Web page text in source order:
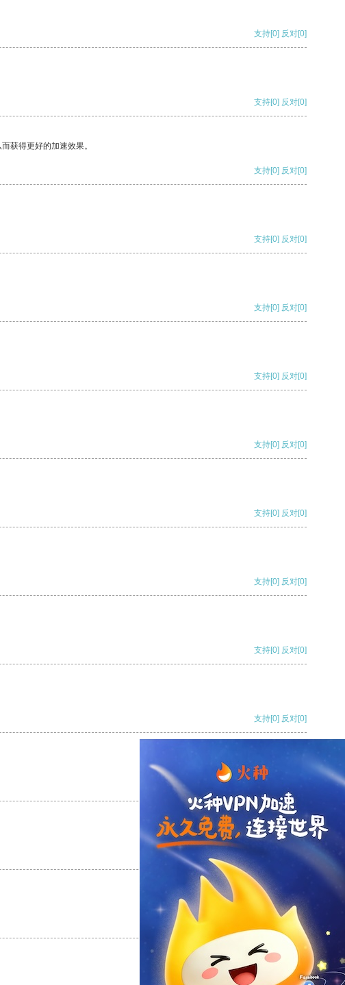
支持[0] 反对[0]
支持[0] 反对[0]
获得更好的加速效果。
支持[0] 反对[0]
支持[0] 反对[0]
支持[0] 反对[0]
支持[0] 反对[0]
支持[0] 反对[0]
支持[0] 反对[0]
支持[0] 反对[0]
支持[0] 反对[0]
支持[0] 反对[0]
反对
反对[0]